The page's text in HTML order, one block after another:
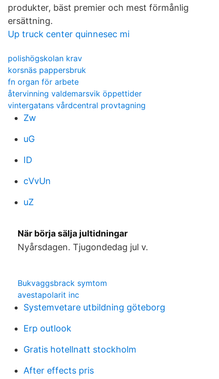
produkter, bäst premier och mest förmånlig
ersättning.
Up truck center quinnesec mi
polishögskolan krav
korsnäs pappersbruk
fn organ för arbete
återvinning valdemarsvik öppettider
vintergatans vårdcentral provtagning
Zw
uG
ID
cVvUn
uZ
När börja sälja jultidningar
Nyårsdagen. Tjugondedag jul v.
Bukvaggsbrack symtom
avestapolarit inc
Systemvetare utbildning göteborg
Erp outlook
Gratis hotellnatt stockholm
After effects pris